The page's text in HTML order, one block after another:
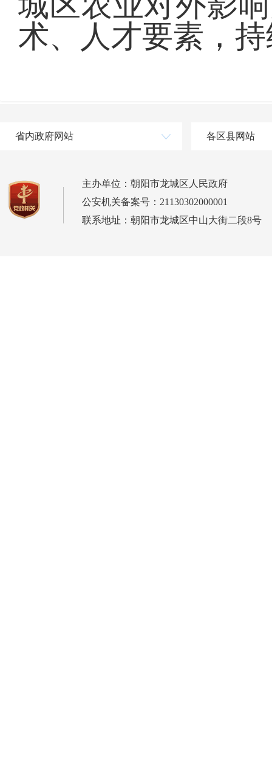
术、人才要素，
省内政府网站 各区县网站
主办单位：朝阳市龙城区人民政府
公安机关备案号：21130302000001
联系地址：朝阳市龙城区中山大街二段8号